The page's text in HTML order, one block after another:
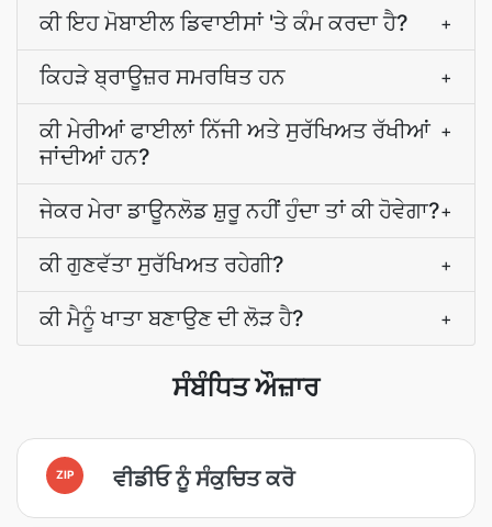
ਕੀ ਇਹ ਮੋਬਾਈਲ ਡਿਵਾਈਸਾਂ 'ਤੇ ਕੰਮ ਕਰਦਾ ਹੈ? +
ਕਿਹੜੇ ਬ੍ਰਾਊਜ਼ਰ ਸਮਰਥਿਤ ਹਨ +
ਕੀ ਮੇਰੀਆਂ ਫਾਈਲਾਂ ਨਿੱਜੀ ਅਤੇ ਸੁਰੱਖਿਅਤ ਰੱਖੀਆਂ
ਜਾਂਦੀਆਂ ਹਨ?
+
ਜੇਕਰ ਮੇਰਾ ਡਾਊਨਲੋਡ ਸ਼ੁਰੂ ਨਹੀਂ ਹੁੰਦਾ ਤਾਂ ਕੀ ਹੋਵੇਗਾ?+
ਕੀ ਗੁਣਵੱਤਾ ਸੁਰੱਖਿਅਤ ਰਹੇਗੀ? +
ਕੀ ਮੈਨੂੰ ਖਾਤਾ ਬਣਾਉਣ ਦੀ ਲੋੜ ਹੈ? +
ਸੰਬੰਧਿਤ ਔਜ਼ਾਰ
ZIP ਵੀਡੀਓ ਨੂੰ ਸੰਕੁਚਿਤ ਕਰੋ